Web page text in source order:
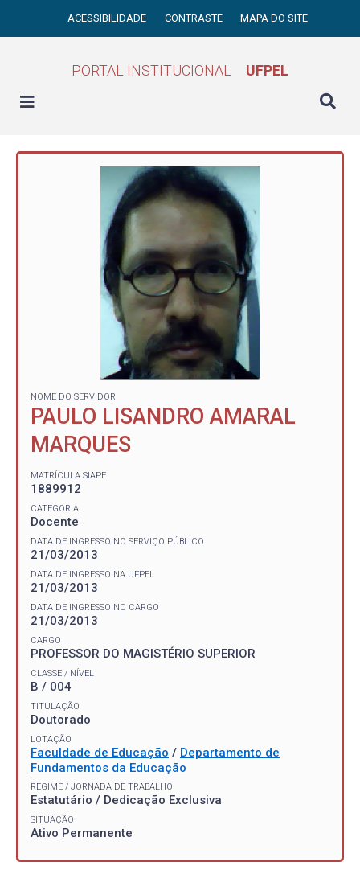
ACESSIBILIDADE CONTRASTE MAPA DO SITE
PORTAL INSTITUCIONAL UFPEL
NOME DO SERVIDOR
PAULO LISANDRO AMARAL
MARQUES
MATRÍCULA SIAPE
1889912
CATEGORIA
Docente
DATA DE INGRESSO NO SERVIÇO PÚBLICO
21/03/2013
DATA DE INGRESSO NA UFPEL
21/03/2013
DATA DE INGRESSO NO CARGO
21/03/2013
CARGO
PROFESSOR DO MAGISTÉRIO SUPERIOR
CLASSE / NÍVEL
B / 004
TITULAÇÃO
Doutorado
LOTAÇÃO
Faculdade de Educação / Departamento de
Fundamentos da Educação
REGIME / JORNADA DE TRABALHO
Estatutário / Dedicação Exclusiva
SITUAÇÃO
Ativo Permanente